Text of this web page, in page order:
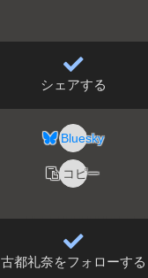
シェアする
Bluesky
コピー
古都礼奈をフォローする